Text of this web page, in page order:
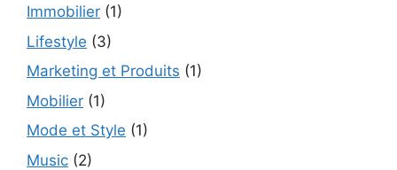
Immobilier (1)
Lifestyle (3)
Marketing et Produits (1)
Mobilier (1)
Mode et Style (1)
Music (2)